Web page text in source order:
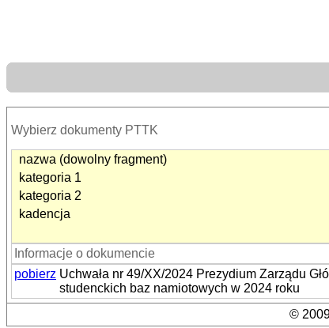
Wybierz dokumenty PTTK
nazwa (dowolny fragment)
kategoria 1
kategoria 2
kadencja
Informacje o dokumencie
pobierz Uchwała nr 49/XX/2024 Prezydium Zarządu
studenckich baz namiotowych w 2024 roku
©